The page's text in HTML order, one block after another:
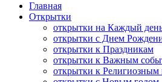
Главная
Открытки
открытки на Каждый
открытки с Днем
открытки к Праздникам
открытки к Важным
открытки к Религиозным